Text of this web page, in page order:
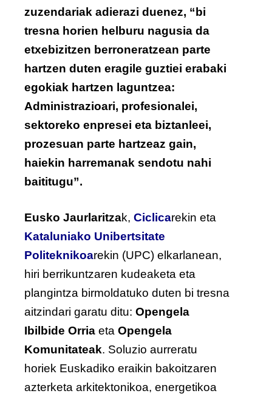
zuzendariak adierazi duenez, “bi
tresna horien helburu nagusia da
etxebizitzen berroneratzean parte
hartzen duten eragile guztiei erabaki
egokiak hartzen laguntzea:
Administrazioari, profesionalei,
sektoreko enpresei eta biztanleei,
prozesuan parte hartzeaz gain,
haiekin harremanak sendotu nahi
baititugu”.
Eusko Jaurlaritzak, Ciclicarekin eta
Kataluniako Unibertsitate
Politeknikoarekin (UPC) elkarlanean,
hiri berrikuntzaren kudeaketa eta
plangintza birmoldatuko duten bi tresna
aitzindari garatu ditu: Opengela
Ibilbide Orria eta Opengela
Komunitateak. Soluzio aurreratu
horiek Euskadiko eraikin bakoitzaren
azterketa arkitektonikoa, energetikoa